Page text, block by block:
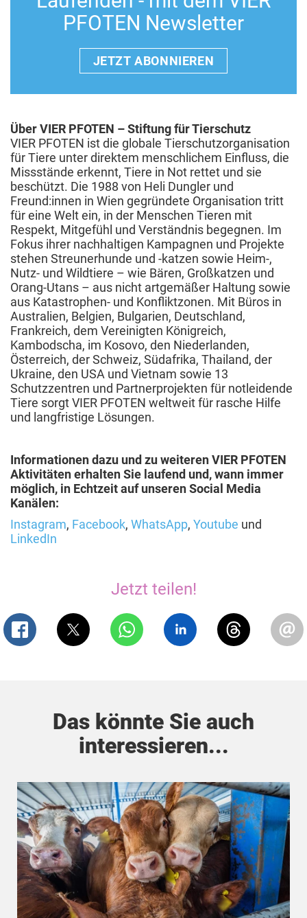
PFOTEN Newsletter
JETZT ABONNIEREN
Über VIER PFOTEN – Stiftung für Tierschutz
VIER PFOTEN ist die globale Tierschutzorganisation
für Tiere unter direktem menschlichem Einfluss, die
Missstände erkennt, Tiere in Not rettet und sie
beschützt. Die 1988 von Heli Dungler und
Freund:innen in Wien gegründete Organisation tritt
für eine Welt ein, in der Menschen Tieren mit
Respekt, Mitgefühl und Verständnis begegnen. Im
Fokus ihrer nachhaltigen Kampagnen und Projekte
stehen Streunerhunde und -katzen sowie Heim-,
Nutz- und Wildtiere – wie Bären, Großkatzen und
Orang-Utans – aus nicht artgemäßer Haltung sowie
aus Katastrophen- und Konfliktzonen. Mit Büros in
Australien, Belgien, Bulgarien, Deutschland,
Frankreich, dem Vereinigten Königreich,
Kambodscha, im Kosovo, den Niederlanden,
Österreich, der Schweiz, Südafrika, Thailand, der
Ukraine, den USA und Vietnam sowie 13
Schutzzentren und Partnerprojekten für notleidende
Tiere sorgt VIER PFOTEN weltweit für rasche Hilfe
und langfristige Lösungen.
Informationen dazu und zu weiteren VIER PFOTEN
Aktivitäten erhalten Sie laufend und, wann immer
möglich, in Echtzeit auf unseren Social Media
Kanälen:
Instagram, Facebook, WhatsApp, Youtube und
LinkedIn
Jetzt teilen!
Das könnte Sie auch
interessieren...